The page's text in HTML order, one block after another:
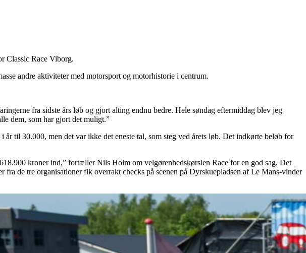
Classic Race Viborg.
andre aktiviteter med motorsport og motorhistorie i centrum.
fra sidste års løb og gjort alting endnu bedre. Hele søndag eftermiddag blev jeg
dem, som har gjort det muligt.”
til 30.000, men det var ikke det eneste tal, som steg ved årets løb. Det indkørte beløb for
kroner ind,” fortæller Nils Holm om velgørenhedskørslen Race for en god sag. Det
de tre organisationer fik overrakt checks på scenen på Dyrskuepladsen af Le Mans-vinder